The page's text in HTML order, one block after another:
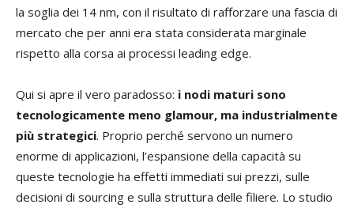
la soglia dei 14 nm, con il risultato di rafforzare una fascia di
mercato che per anni era stata considerata marginale
rispetto alla corsa ai processi leading edge.
Qui si apre il vero paradosso: i nodi maturi sono
tecnologicamente meno glamour, ma industrialmente
più strategici. Proprio perché servono un numero
enorme di applicazioni, l’espansione della capacità su
queste tecnologie ha effetti immediati sui prezzi, sulle
decisioni di sourcing e sulla struttura delle filiere. Lo studio